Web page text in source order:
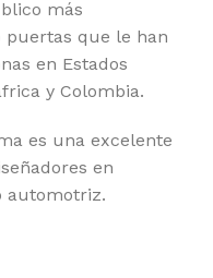
más
puertas que le han
en Estados
y Colombia.
es una excelente
en
automotriz.